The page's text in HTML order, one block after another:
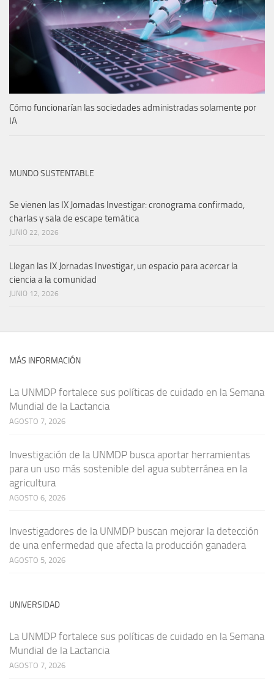
Cómo funcionarían las sociedades administradas solamente por
IA
MUNDO SUSTENTABLE
Se vienen las IX Jornadas Investigar: cronograma confirmado,
charlas y sala de escape temática
JUNIO 22, 2026
Llegan las IX Jornadas Investigar, un espacio para acercar la
ciencia a la comunidad
JUNIO 12, 2026
MÁS INFORMACIÓN
La UNMDP fortalece sus políticas de cuidado en la Semana
Mundial de la Lactancia
AGOSTO 7, 2026
Investigación de la UNMDP busca aportar herramientas
para un uso más sostenible del agua subterránea en la
agricultura
AGOSTO 6, 2026
Investigadores de la UNMDP buscan mejorar la detección
de una enfermedad que afecta la producción ganadera
AGOSTO 5, 2026
UNIVERSIDAD
La UNMDP fortalece sus políticas de cuidado en la Semana
Mundial de la Lactancia
AGOSTO 7, 2026